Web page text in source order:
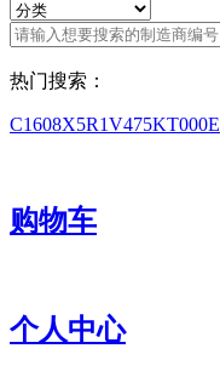
热门搜索：
C1608X5R1V475KT000E
购物车
个人中心